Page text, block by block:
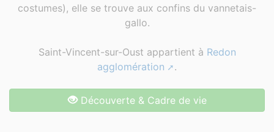
costumes), elle se trouve aux confins du vannetais-
gallo.
Saint-Vincent-sur-Oust appartient à Redon
agglomération
.
Découverte & Cadre de vie